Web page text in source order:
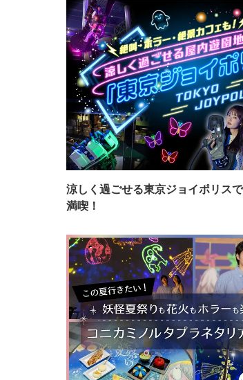
涼しく過ごせる東京ジョイポリス
満喫！